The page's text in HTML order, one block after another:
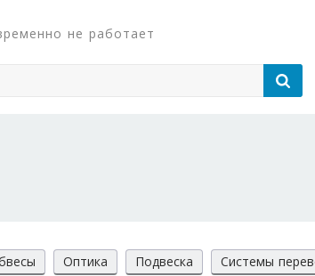
не работает
Оптика Подвеска Системы